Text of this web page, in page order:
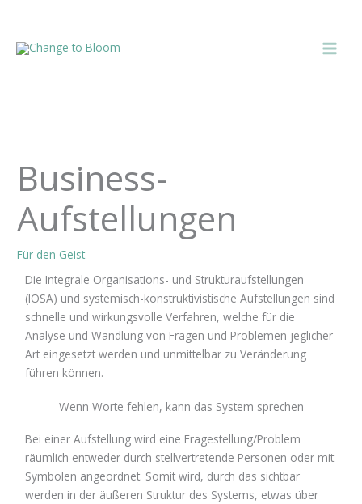
springen
Business-
Aufstellungen
Für den Geist
Die Integrale Organisations- und Strukturaufstellungen
(IOSA) und systemisch-konstruktivistische Aufstellungen sind
schnelle und wirkungsvolle Verfahren, welche für die
Analyse und Wandlung von Fragen und Problemen jeglicher
Art eingesetzt werden und unmittelbar zu Veränderung
führen können.
Wenn Worte fehlen, kann das System sprechen
Bei einer Aufstellung wird eine Fragestellung/Problem
räumlich entweder durch stellvertretende Personen oder mit
Symbolen angeordnet. Somit wird, durch das sichtbar
werden in der äußeren Struktur des Systems, etwas über